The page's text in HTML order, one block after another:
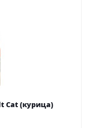
Cat (курица)